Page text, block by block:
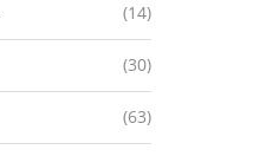
(14)
(30)
(63)